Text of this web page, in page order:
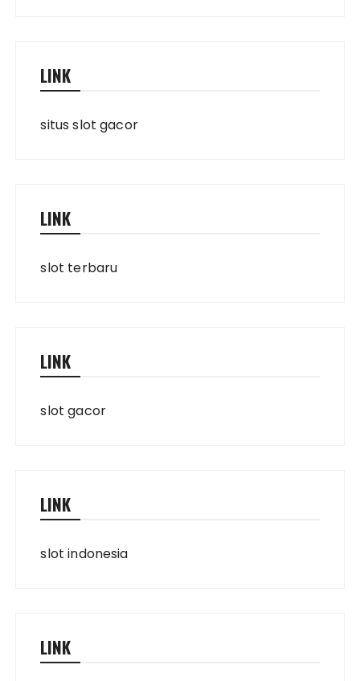
LINK
situs slot gacor
LINK
slot terbaru
LINK
slot gacor
LINK
slot indonesia
LINK